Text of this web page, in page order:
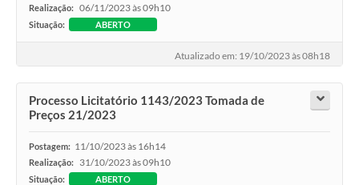
Realização: 06/11/2023 às 09h10
Situação: ABERTO
Atualizado em: 19/10/2023 às 08h18
Processo Licitatório 1143/2023 Tomada de
Preços 21/2023
Postagem: 11/10/2023 às 16h14
Realização: 31/10/2023 às 09h10
Situação: ABERTO